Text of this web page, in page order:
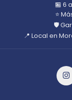
🏪 6
⭐
🛡️
📍 Local en